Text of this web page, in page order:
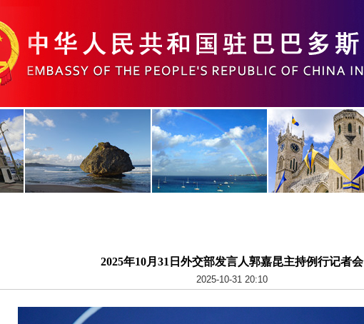
2025年10月31日外交部发言人郭嘉昆主持例行记者会
2025-10-31 20:10